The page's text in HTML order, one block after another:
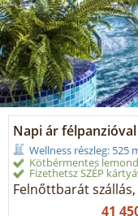
Napi ár félpanzióval
Wellness részleg: 525
Kötbérmentes
Fizethetsz SZÉP
Felnőttbarát
41